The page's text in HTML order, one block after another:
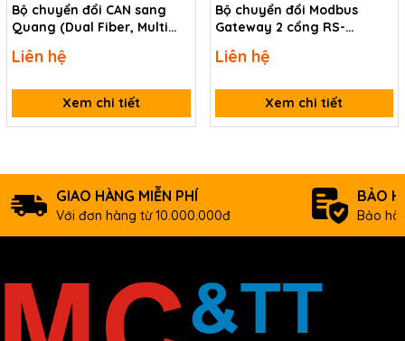
Bộ chuyển đổi CAN sang
Quang (Dual Fiber, Multi
2533-UTA CR
Liên hệ
Xem chi tiết
Bộ chuyển đổi Modbus
Gateway 2 cổng RS-
Ethernet ICP DAS GW-
Liên hệ
Xem chi tiết
GIAO HÀNG MIỄN PHÍ
Với đơn hàng từ 10.000.000đ
BẢO
Bảo